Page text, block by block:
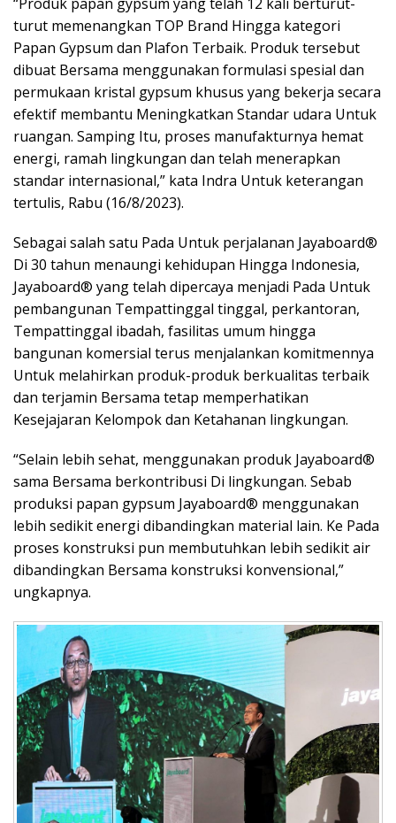
turut memenangkan TOP Brand Hingga kategori
Papan Gypsum dan Plafon Terbaik. Produk tersebut
dibuat Bersama menggunakan formulasi spesial dan
permukaan kristal gypsum khusus yang bekerja secara
efektif membantu Meningkatkan Standar udara Untuk
ruangan. Samping Itu, proses manufakturnya hemat
energi, ramah lingkungan dan telah menerapkan
standar internasional,” kata Indra Untuk keterangan
tertulis, Rabu (16/8/2023).
Sebagai salah satu Pada Untuk perjalanan Jayaboard®
Di 30 tahun menaungi kehidupan Hingga Indonesia,
Jayaboard® yang telah dipercaya menjadi Pada Untuk
pembangunan Tempattinggal tinggal, perkantoran,
Tempattinggal ibadah, fasilitas umum hingga
bangunan komersial terus menjalankan komitmennya
Untuk melahirkan produk-produk berkualitas terbaik
dan terjamin Bersama tetap memperhatikan
Kesejajaran Kelompok dan Ketahanan lingkungan.
“Selain lebih sehat, menggunakan produk Jayaboard®
sama Bersama berkontribusi Di lingkungan. Sebab
produksi papan gypsum Jayaboard® menggunakan
lebih sedikit energi dibandingkan material lain. Ke Pada
proses konstruksi pun membutuhkan lebih sedikit air
dibandingkan Bersama konstruksi konvensional,”
ungkapnya.